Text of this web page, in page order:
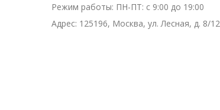
Режим работы: ПН-ПТ: с 9:00 до 19:00
Адрес: 125196, Москва, ул. Лесная, д. 8/12